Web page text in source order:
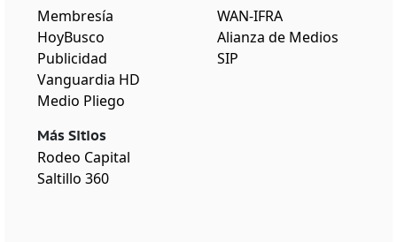
Membresía
HoyBusco
Publicidad
Vanguardia HD
Medio Pliego
Más Sitios
Rodeo Capital
Saltillo 360
WAN-IFRA
Alianza de Medios
SIP